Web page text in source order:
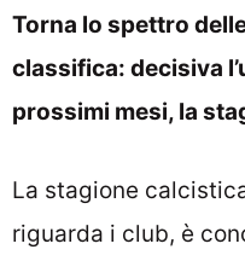
Torna lo spettro
classifica: decisiva
prossimi mesi, la
La stagione
riguarda i club, è